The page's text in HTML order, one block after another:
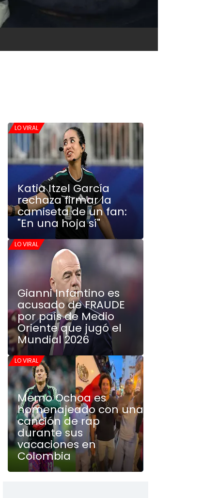
LO VIRAL
Katia Itzel García
rechaza firmar la
camiseta de un fan:
"En una hoja sí"
LO VIRAL
Gianni Infantino es
acusado de FRAUDE
por país de Medio
Oriente que jugó el
Mundial 2026
LO VIRAL
Memo Ochoa es
homenajeado con una
canción de rap
durante sus
vacaciones en
Colombia